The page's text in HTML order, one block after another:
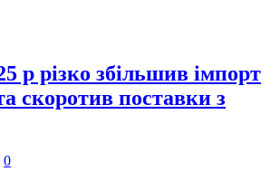
р різко збільшив імпорт
скоротив поставки з
0